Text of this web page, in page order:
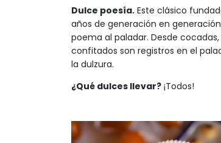
Dulce poesía. Este clásico
años de generación en
poema al paladar. Desde
confitados son registros en el
la dulzura.
¿Qué dulces llevar? ¡Todos!